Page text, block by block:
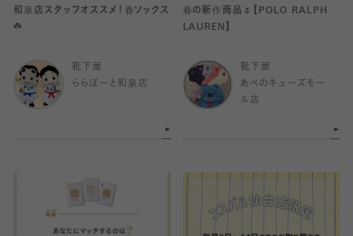
和泉店スタッフオススメ！春ソックス
☘️
靴下屋
ららぽーと和泉店
春の新作商品🌷【POLO RALPH
LAUREN】
靴下屋
あべのキューズモー
ル店